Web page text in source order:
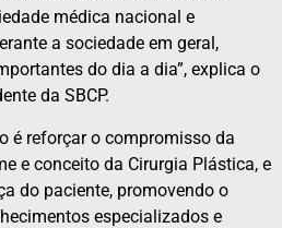
médica nacional e
a sociedade em geral,
do dia a dia”, explica o
da SBCP.
é reforçar o compromisso da
e conceito da Cirurgia Plástica, e
do paciente, promovendo o
especializados e